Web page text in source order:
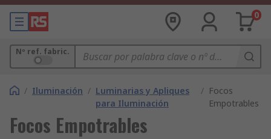
0
Nº ref. fabric.
/ Iluminación / Luminarias y Apliques
para Iluminación
/ Focos
Empotrables
Focos Empotrables